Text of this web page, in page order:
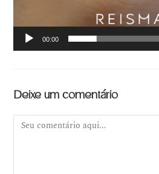
00:00
Deixe um comentário